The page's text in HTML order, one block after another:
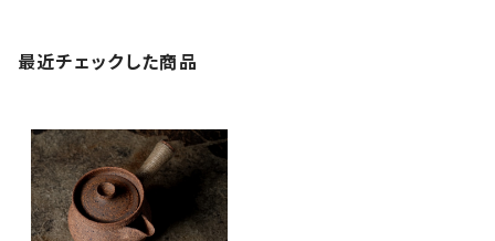
最近チェックした商品